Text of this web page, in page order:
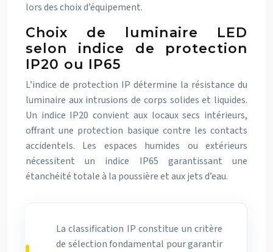
lors des choix d’équipement.
Choix de luminaire LED
selon indice de protection
IP20 ou IP65
L’indice de protection IP détermine la résistance du
luminaire aux intrusions de corps solides et liquides.
Un indice IP20 convient aux locaux secs intérieurs,
offrant une protection basique contre les contacts
accidentels. Les espaces humides ou extérieurs
nécessitent un indice IP65 garantissant une
étanchéité totale à la poussière et aux jets d’eau.
La classification IP constitue un critère
de sélection fondamental pour garantir